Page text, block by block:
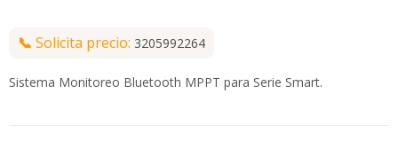
📞 Solicita precio: 3205992264
Sistema Monitoreo Bluetooth MPPT para Serie Smart.